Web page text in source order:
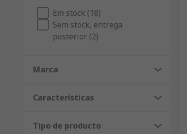
Em stock (18)
Sem stock, entrega
posterior (2)
Marca
Características
Tipo de producto